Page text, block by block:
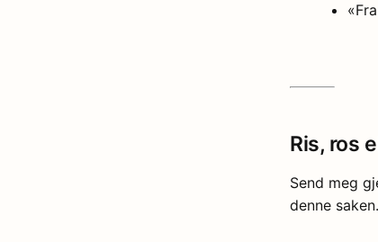
Ris, ros
Send meg
denne saken.